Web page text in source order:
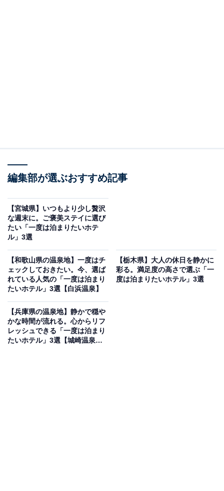
仙台 秋保温泉 華乃湯（画像：「仙台 秋保温泉 華乃湯」公式Webサイトよ
り）
「仙台 秋保温泉 華乃湯」は、名取川の清流を望むロケー
す。自慢の温泉は、湯量豊富な自家源泉を使用した「川
沿い露天風呂」や「山沿い露天風呂」など館内での湯め
編集部が選ぶおすすめ記事
【宮城県】いつもより少し贅沢
な週末に。ご褒美ステイに選び
たい「一度は泊まりたいホテ
ル」3選
【和歌山県の温泉地】一度はチ
ェックしておきたい。今、選ば
れている人気の「一度は泊まり
たいホテル」3選【白浜温泉】
【栃木県】大人の休日を静かに
彩る。満足度の高さで選ぶ「一
度は泊まりたいホテル」3選
【兵庫県の温泉地】静かで穏や
かな時間が流れる。心からリフ
レッシュできる「一度は泊まり
たいホテル」3選【城崎温泉・